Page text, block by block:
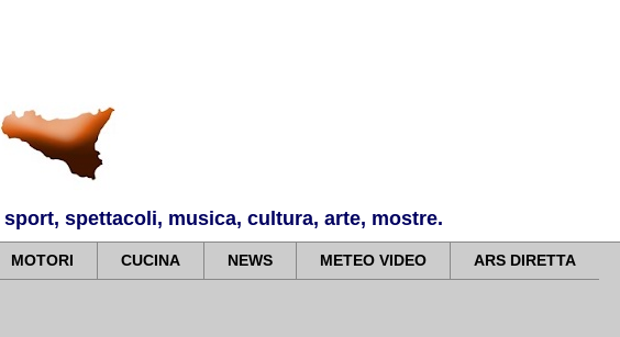
spettacoli, musica, cultura, arte, mostre.
MOTORI CUCINA NEWS METEO VIDEO ARS DIRETTA